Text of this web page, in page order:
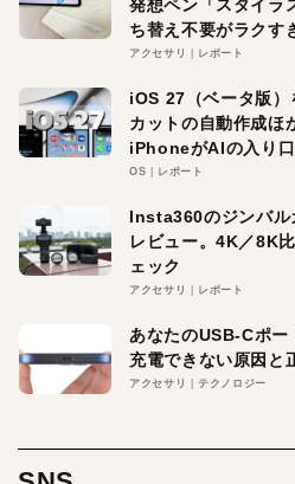
発想ペン「スタイラ
ち替え不要がラクす
アクセサリ レポート
iOS 27（ベータ版
カットの自動作成ほ
iPhoneがAIの入り口
OS レポート
Insta360のジンバ
レビュー。4K／8K
ェック
アクセサリ レポート
あなたのUSB-Cポー
充電できない原因と
アクセサリ テクノロジー